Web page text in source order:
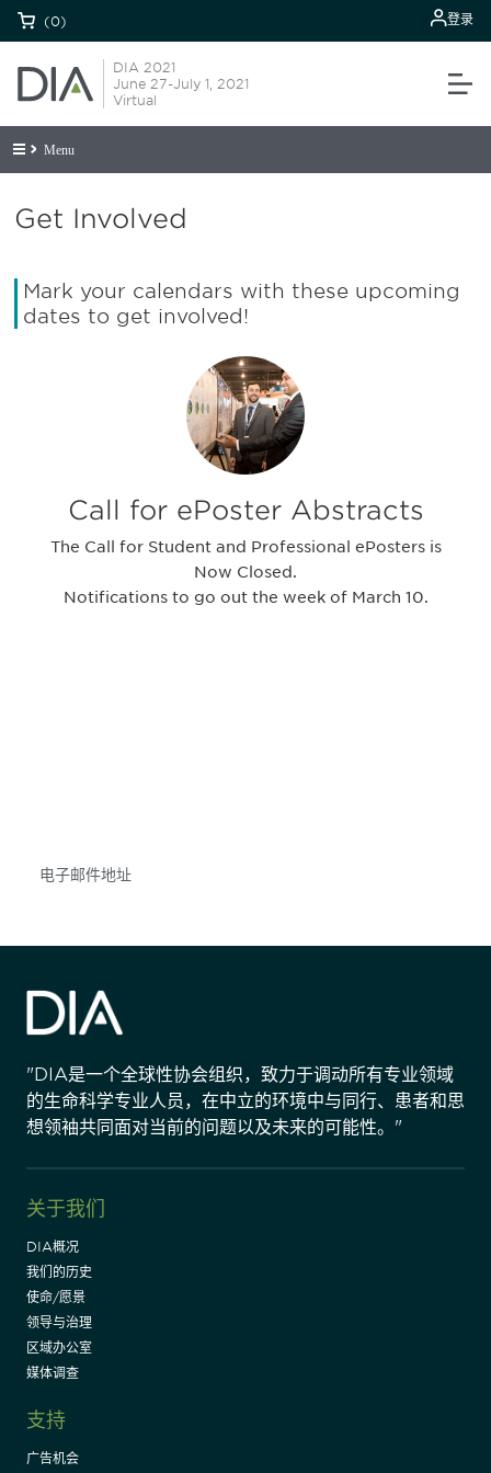
(0) 登录
DIA 2021
June 27-July 1, 2021
Virtual
Menu
Get Involved
Mark your calendars with these upcoming
dates to get involved!
Call for ePoster Abstracts
The Call for Student and Professional ePosters is
Now Closed.
Notifications to go out the week of March 10.
"DIA是一个全球性协会组织，致力于调动所有专业领域
的生命科学专业人员，在中立的环境中与同行、患者和思
想领袖共同面对当前的问题以及未来的可能性。"
关于我们
DIA概况
我们的历史
使命/愿景
领导与治理
区域办公室
媒体调查
支持
广告机会